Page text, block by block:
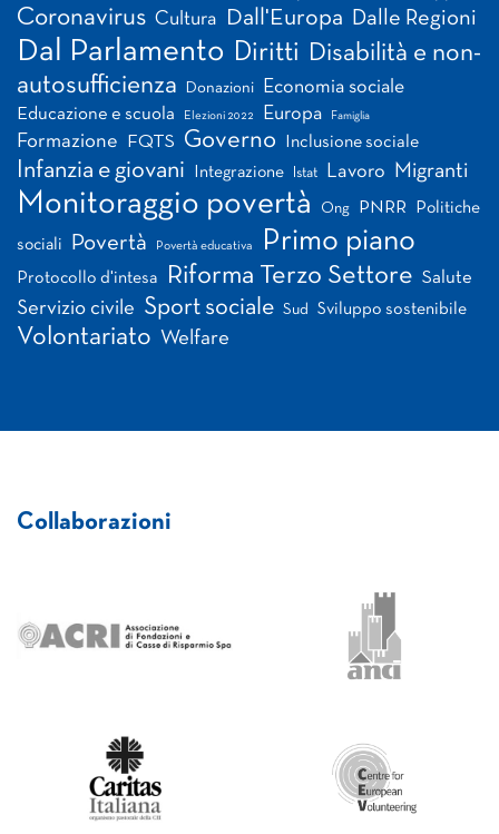
Coronavirus Cultura Dall'Europa Dalle Regioni
Dal Parlamento Diritti
Disabilità e non-
autosufficienza
Donazioni Economia sociale
Educazione e scuola Elezioni 2022 Europa Famiglia
Formazione FQTS Governo Inclusione sociale
Infanzia e giovani Integrazione Istat Lavoro Migranti
Monitoraggio povertà Ong PNRR Politiche
sociali Povertà Povertà educativa Primo piano
Protocollo d'intesa Riforma Terzo Settore Salute
Servizio civile Sport sociale Sud Sviluppo sostenibile
Volontariato Welfare
Collaborazioni